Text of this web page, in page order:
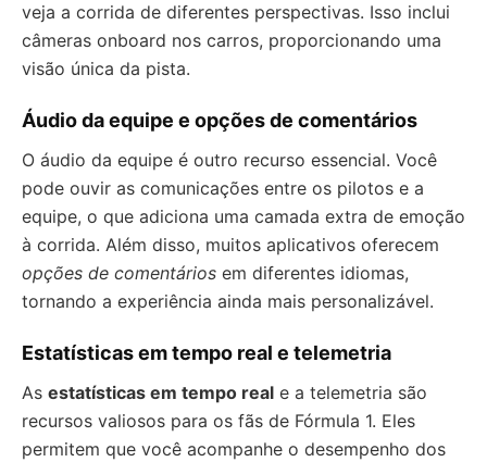
veja a corrida de diferentes perspectivas. Isso inclui
câmeras onboard nos carros, proporcionando uma
visão única da pista.
Áudio da equipe e opções de comentários
O áudio da equipe é outro recurso essencial. Você
pode ouvir as comunicações entre os pilotos e a
equipe, o que adiciona uma camada extra de emoção
à corrida. Além disso, muitos aplicativos oferecem
opções de comentários em diferentes idiomas,
tornando a experiência ainda mais personalizável.
Estatísticas em tempo real e telemetria
As estatísticas em tempo real e a telemetria são
recursos valiosos para os fãs de Fórmula 1. Eles
permitem que você acompanhe o desempenho dos